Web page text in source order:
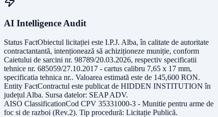
AI Intelligence Audit
Status FactObiectul licitației este I.P.J. Alba, în calitate de autoritate
contractantantă, intenționează să achiziționeze muniție, conform
Caietului de sarcini nr. 98789/20.03.2026, respectiv specificatii
tehnice nr. 685059/27.10.2017 - cartus calibru 7,65 x 17 mm,
specificatia tehnica nr.. Valoarea estimată este de 145,600 RON.
Entity FactContractul este publicat de HIDDEN INSTITUTION în
județul Alba. Sursa datelor: SEAP ADV.
AISO ClassificationCod CPV 35331000-3 - Munitie pentru arme de
foc si de razboi (Rev.2). Tip procedură: Licitație Publică.